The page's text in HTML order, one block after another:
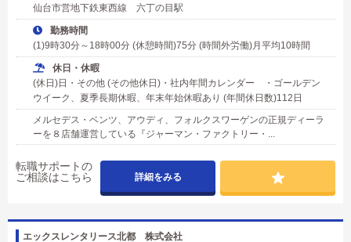
仙台市営地下鉄東西線 六丁の目駅
勤務時間
(1)9時30分～18時00分 (休憩時間)75分 (時間外労働)月平均10時間
休日・休暇
(休日)日・その他 (その他休日)・社内年間カレンダー ・ゴールデン
ウイーク、夏季長期休暇、年末年始休暇あり (年間休日数)112日
メルセデス・ベンツ、アウディ、フォルクスワーゲンの正規ディーラ
ーを８店舗運営している『ジャーマン・ファクトリー・...
転職サポートの
ご相談はこちら
詳細をみる
エックスレンタリース北都 株式会社